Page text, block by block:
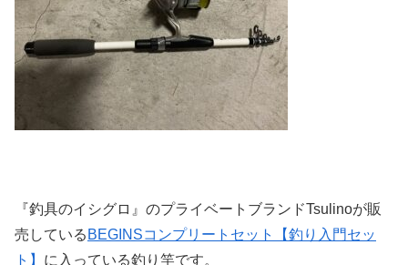
『釣具のイシグロ』のプライベートブランドTsulinoが販
売している BEGINSコンプリートセット【釣り入門セッ
ト】 に入っている釣り竿です。